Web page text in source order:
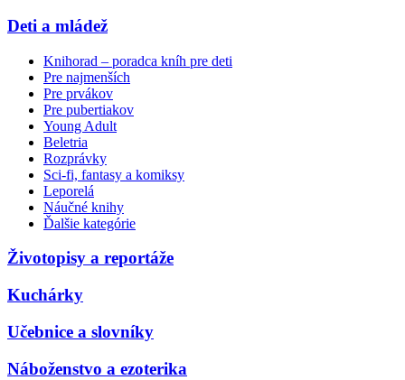
Deti a mládež
Knihorad – poradca kníh pre deti
Pre najmenších
Pre prvákov
Pre pubertiakov
Young Adult
Beletria
Rozprávky
Sci-fi, fantasy a komiksy
Leporelá
Náučné knihy
Ďalšie kategórie
Životopisy a reportáže
Kuchárky
Učebnice a slovníky
Náboženstvo a ezoterika